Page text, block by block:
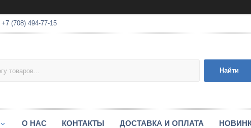
+7 (708) 494-77-15
Найти
О НАС КОНТАКТЫ ДОСТАВКА И ОПЛАТА